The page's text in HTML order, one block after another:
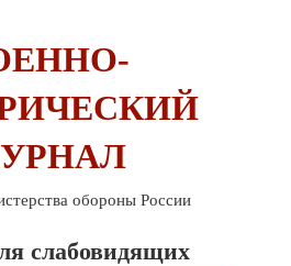
обороны России
слабовидящих